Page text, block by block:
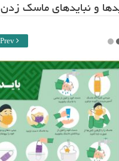
و نبایدهای ماسک زدن
Prev